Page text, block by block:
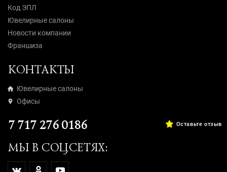
Код ЭПЛ
Ювелирные салоны
Новости компании
Франшиза
КОНТАКТЫ
Ювелирные салоны
Офисы
7 717 276 0186
МЫ В СОЦСЕТЯХ:
Оставьте отзыв